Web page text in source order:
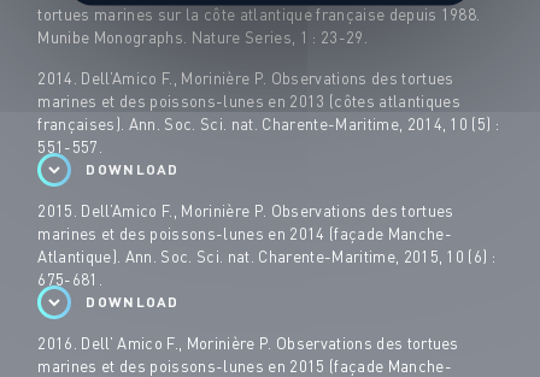
tortues marines sur la côte atlantique française depuis 1988.
Munibe Monographs. Nature Series, 1 : 23-29.
2014. Dell’Amico F., Morinière P. Observations des tortues
marines et des poissons-lunes en 2013 (côtes atlantiques
françaises). Ann. Soc. Sci. nat. Charente-Maritime, 2014, 10 (5) :
551-557.
DOWNLOAD
2015. Dell’Amico F., Morinière P. Observations des tortues
marines et des poissons-lunes en 2014 (façade Manche-
Atlantique). Ann. Soc. Sci. nat. Charente-Maritime, 2015, 10 (6) :
675-681.
DOWNLOAD
2016. Dell’ Amico F., Morinière P. Observations des tortues
marines et des poissons-lunes en 2015 (façade Manche-